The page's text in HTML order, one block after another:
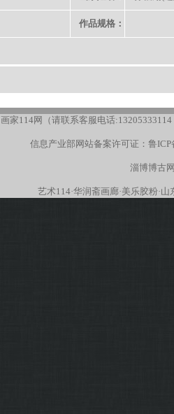
作品规格：
画家114网（请联系客服电话:13205333114
信息产业部网站备案许可证： 鲁ICP
淄博博古
艺术114·华润斋画廊·美乐胶粉·山